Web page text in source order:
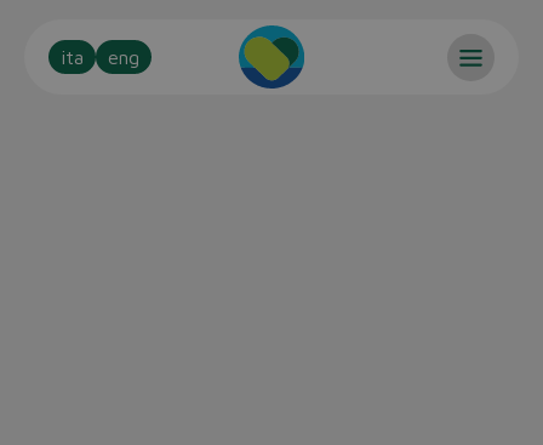
ita eng